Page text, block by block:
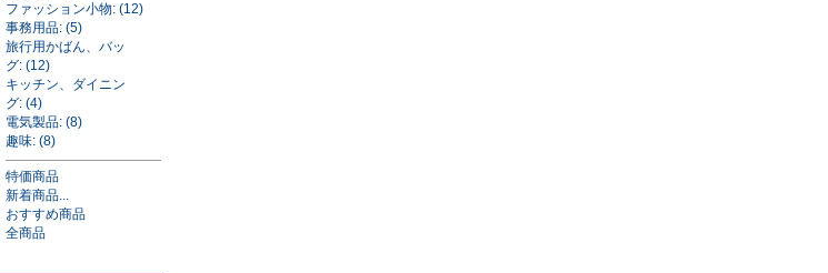
ファッション小物: (12)
事務用品: (5)
旅行用かばん、バッ
グ: (12)
キッチン、ダイニン
グ: (4)
電気製品: (8)
趣味: (8)
特価商品
新着商品...
おすすめ商品
全商品